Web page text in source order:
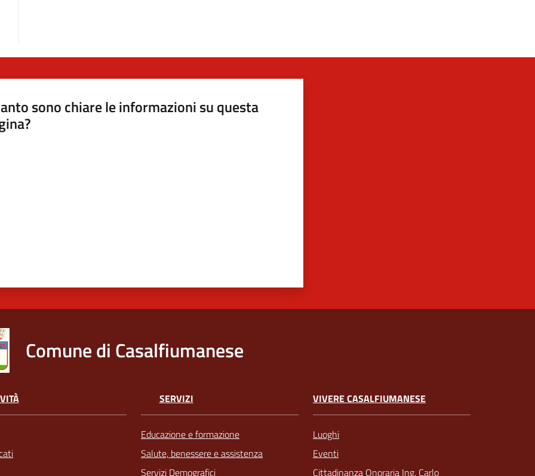
sono chiare le informazioni su questa
Comune di Casalfiumanese
SERVIZI
Educazione e formazione
Salute, benessere e assistenza
Servizi Demografici
VIVERE CASALFIUMANESE
Luoghi
Eventi
Cittadinanza Onoraria Ing. Carlo